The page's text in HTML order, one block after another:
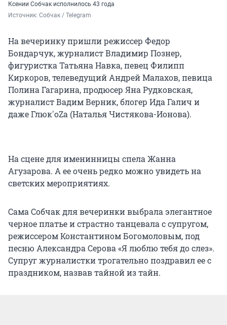
Ксении Собчак исполнилось 43 года
Источник: Собчак / Telegram
На вечеринку пришли режиссер Федор
Бондарчук, журналист Владимир Познер,
фигуристка Татьяна Навка, певец Филипп
Киркоров, телеведущий Андрей Малахов, певица
Полина Гагарина, продюсер Яна Рудковская,
журналист Вадим Верник, блогер Ида Галич и
даже Глюк'oZa (Наталья Чистякова-Ионова).
На сцене для именинницы спела Жанна
Агузарова. А ее очень редко можно увидеть на
светских мероприятиях.
Сама Собчак для вечеринки выбрала элегантное
черное платье и страстно танцевала с супругом,
режиссером Константином Богомоловым, под
песню Александра Серова «Я люблю тебя до слез».
Супруг журналистки трогательно поздравил ее с
праздником, назвав тайной из тайн.